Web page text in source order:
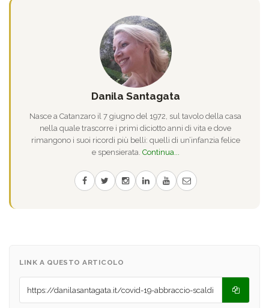
Danila Santagata
Nasce a Catanzaro il 7 giugno del 1972, sul tavolo della casa
nella quale trascorre i primi diciotto anni di vita e dove
rimangono i suoi ricordi più belli: quelli di un’infanzia felice
e spensierata. Continua...
LINK A QUESTO ARTICOLO